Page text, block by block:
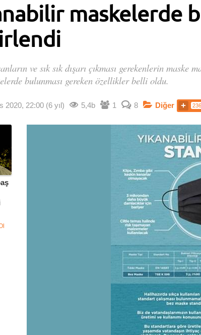
maskelerde
ve sık sık dışarı çıkması gerekenlerin
bulunması gereken özellikler belli oldu.
2020, 22:00 (6 yıl) 5,4b 1 8 Diğer 236